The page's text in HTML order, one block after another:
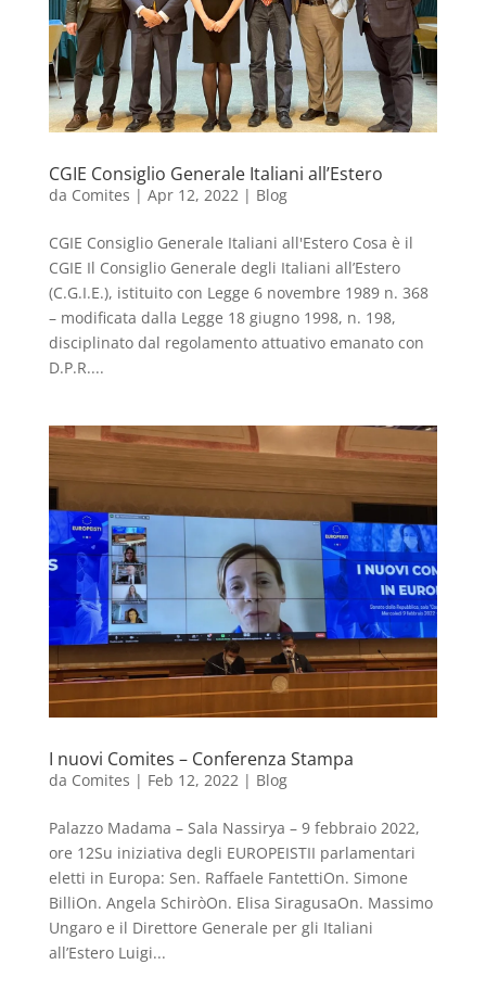
CGIE Consiglio Generale Italiani all’Estero
da Comites | Apr 12, 2022 | Blog
CGIE Consiglio Generale Italiani all'Estero Cosa è il
CGIE Il Consiglio Generale degli Italiani all’Estero
(C.G.I.E.), istituito con Legge 6 novembre 1989 n. 368
– modificata dalla Legge 18 giugno 1998, n. 198,
disciplinato dal regolamento attuativo emanato con
D.P.R....
I nuovi Comites – Conferenza Stampa
da Comites | Feb 12, 2022 | Blog
Palazzo Madama – Sala Nassirya – 9 febbraio 2022,
ore 12Su iniziativa degli EUROPEISTII parlamentari
eletti in Europa: Sen. Raffaele FantettiOn. Simone
BilliOn. Angela SchiròOn. Elisa SiragusaOn. Massimo
Ungaro e il Direttore Generale per gli Italiani
all’Estero Luigi...